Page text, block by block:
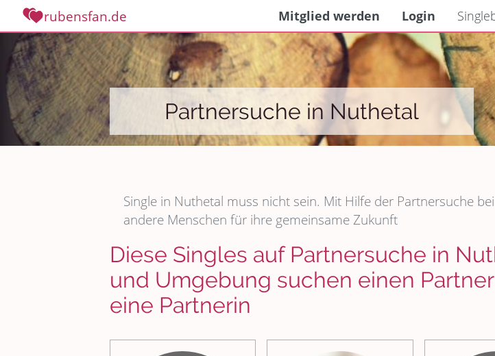
rubensfan.de Mitglied werden Login
Partnersuche in Nuthetal
Single in Nuthetal muss nicht sein. Mit Hilfe der Partnersuche
andere Menschen für ihre gemeinsame Zukunft
Diese Singles auf Partnersuche in
und Umgebung suchen einen
eine Partnerin